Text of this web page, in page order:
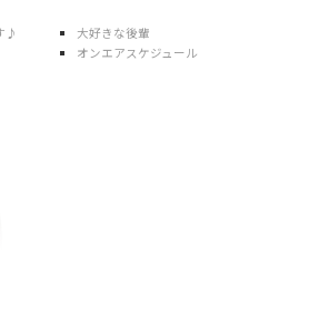
♪
大好きな後輩
オンエアスケジュール